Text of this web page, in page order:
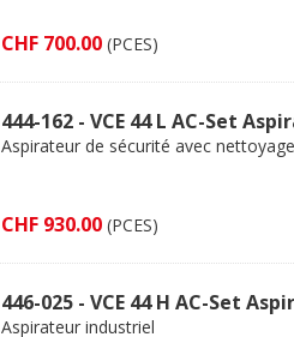
CHF 700.00 (PCES)
444-162 - VCE 44 L AC-Set
Aspirateur de sécurité avec
CHF 930.00 (PCES)
446-025 - VCE 44 H AC-Set
Aspirateur industriel